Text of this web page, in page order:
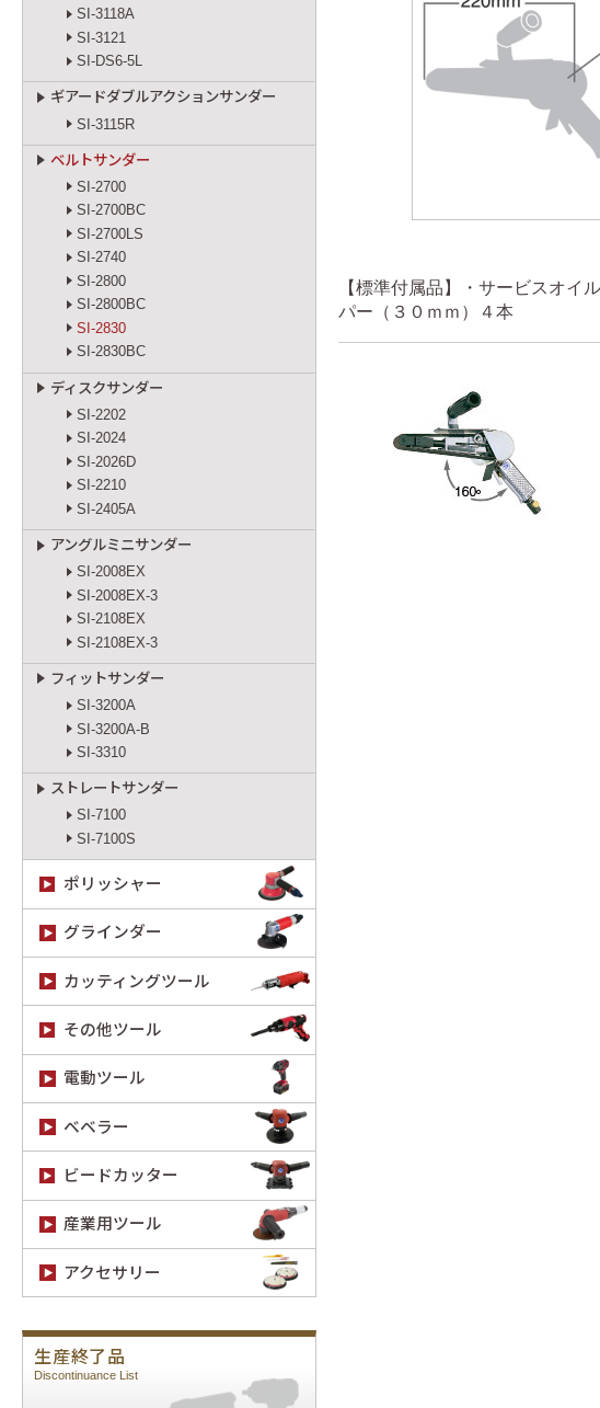
SI-3118A
SI-3121
SI-DS6-5L
ギアードダブルアクションサンダー
SI-3115R
ベルトサンダー
SI-2700
SI-2700BC
SI-2700LS
SI-2740
SI-2800
SI-2800BC
SI-2830
SI-2830BC
ディスクサンダー
SI-2202
SI-2024
SI-2026D
SI-2210
SI-2405A
アングルミニサンダー
SI-2008EX
SI-2008EX-3
SI-2108EX
SI-2108EX-3
フィットサンダー
SI-3200A
SI-3200A-B
SI-3310
ストレートサンダー
SI-7100
SI-7100S
ポリッシャー
グラインダー
カッティングツール
その他ツール
電動ツール
ベベラー
ビードカッター
産業用ツール
アクセサリー
生産終了品
Discontinuance List
【標準付属品】・サービスオイ
パー（３０ｍｍ）４本